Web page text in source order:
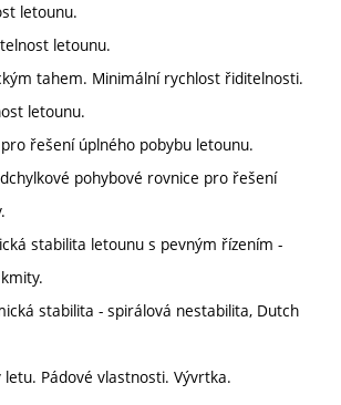
letounu.
letounu.
tahem. Minimální rychlost řiditelnosti.
letounu.
řešení úplného pobybu letounu.
pohybové rovnice pro řešení
stabilita letounu s pevným řízením -
stabilita - spirálová nestabilita, Dutch
Pádové vlastnosti. Vývrtka.